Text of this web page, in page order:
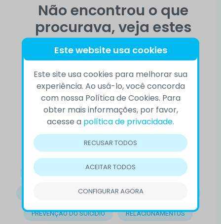
Não encontrou o que
procurava, veja estes
temas
AUTOCONHECIMENTO BEM-ESTAR
COMPORTAMENTO COMPREENSÃO
CONFLITOS CVV DEPRESSÃO
DESTAQUE EMOÇÕES
LUTO OUTROS
PREVENÇÃO DO SUICÍDIO RELACIONAMENTOS
Este website usa cookies
Este site usa cookies para melhorar sua
experiência. Ao usá-lo, você concorda
com nossa Política de Cookies. Para
obter mais informações, por favor,
acesse a política de privacidade.
RECUSAR TODOS
ACEITAR TODOS
CONFIGURAR AGORA